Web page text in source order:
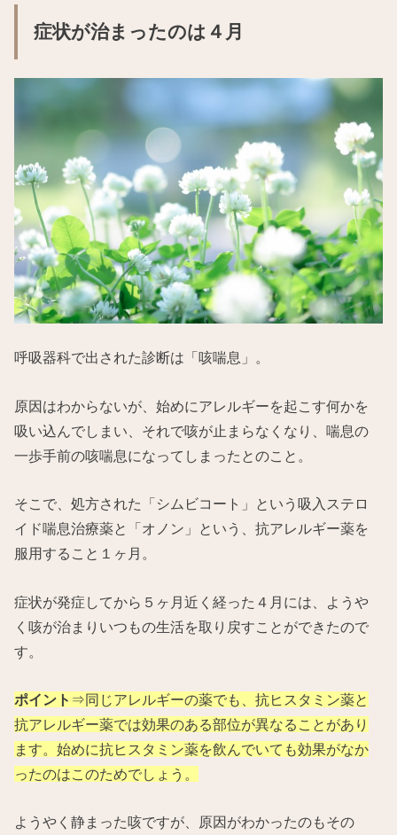
症状が治まったのは４月
呼吸器科で出された診断は「咳喘息」。
原因はわからないが、始めにアレルギーを起こす何かを
吸い込んでしまい、それで咳が止まらなくなり、喘息の
一歩手前の咳喘息になってしまったとのこと。
そこで、処方された「シムビコート」という吸入ステロ
イド喘息治療薬と「オノン」という、抗アレルギー薬を
服用すること１ヶ月。
症状が発症してから５ヶ月近く経った４月には、ようや
く咳が治まりいつもの生活を取り戻すことができたので
す。
ポイント ⇒同じアレルギーの薬でも、抗ヒスタミン薬と
抗アレルギー薬では効果のある部位が異なることがあり
ます。始めに抗ヒスタミン薬を飲んでいても効果がなか
ったのはこのためでしょう。
ようやく静まった咳ですが、原因がわかったのもその